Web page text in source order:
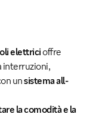
elettrici offre
interruzioni,
unsistema all-
la comodità e la